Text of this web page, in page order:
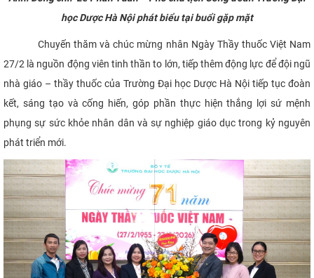
học Dược Hà Nội phát biểu tại buổi gặp mặt
Chuyến thăm và chúc mừng nhân Ngày Thầy thuốc Việt Nam
27/2 là nguồn động viên tinh thần to lớn, tiếp thêm động lực để đội ngũ
nhà giáo – thầy thuốc của Trường Đại học Dược Hà Nội tiếp tục đoàn
kết, sáng tạo và cống hiến, góp phần thực hiện thắng lợi sứ mệnh
phụng sự sức khỏe nhân dân và sự nghiệp giáo dục trong kỷ nguyên
phát triển mới.